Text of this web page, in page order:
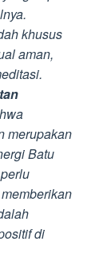
khusus
aman,
merupakan
Batu
di